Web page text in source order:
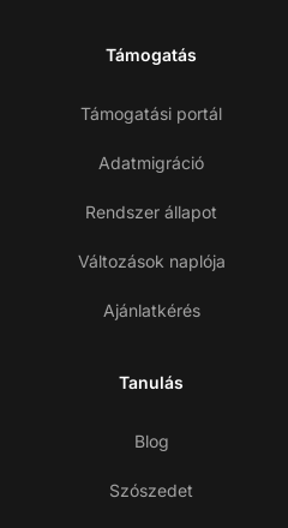
Támogatás
Támogatási portál
Adatmigráció
Rendszer állapot
Változások naplója
Ajánlatkérés
Tanulás
Blog
Szószedet